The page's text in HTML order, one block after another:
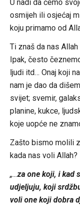
U nadi da ćemo
osmijeh ili osjećaj
koju primamo od
Ti znaš da nas
Ipak, često
ljudi itd… Onaj koji
nam je dao da
svijet; svemir,
planine, kukce,
koje uopće ne
Zašto bismo molili
kada nas voli Allah?
„…za one koji, i kad
udjeljuju, koji
voli one koji dobra